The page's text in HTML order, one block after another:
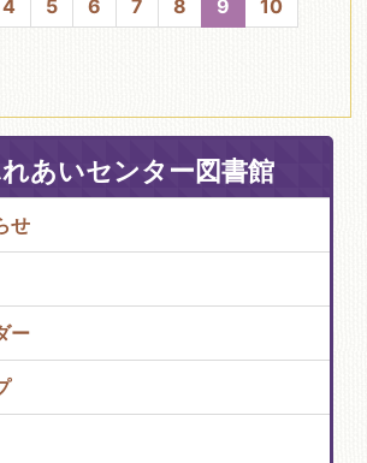
4 5 6 7 8 9
10
あいセンター図書館
せ
ー